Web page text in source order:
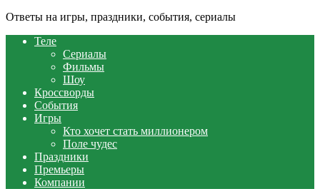
Ответы на игры, праздники, события, сериалы
Теле
Сериалы
Фильмы
Шоу
Кроссворды
События
Игры
Кто хочет стать миллионером
Поле чудес
Праздники
Премьеры
Компании